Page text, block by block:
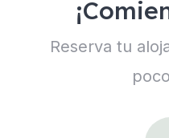
Reserva tu